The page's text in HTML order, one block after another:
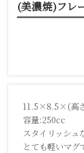
(美濃焼)フ
11.5×8.5×(高
容量:250cc
スタイリッシュ
とても軽いマグ